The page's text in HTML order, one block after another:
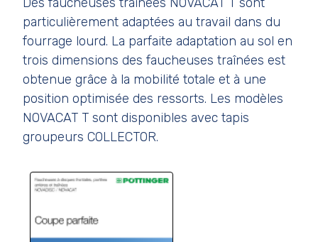
particulièrement adaptées au travail dans du
fourrage lourd. La parfaite adaptation au sol en
trois dimensions des faucheuses traînées est
obtenue grâce à la mobilité totale et à une
position optimisée des ressorts. Les modèles
NOVACAT T sont disponibles avec tapis
groupeurs COLLECTOR.